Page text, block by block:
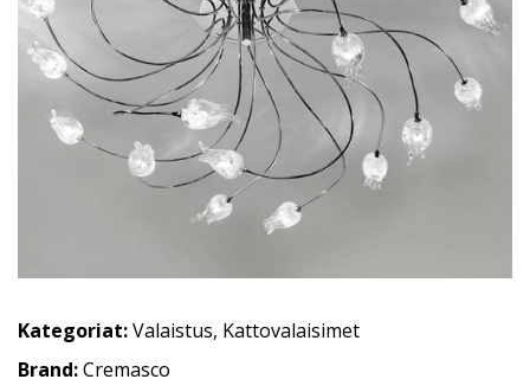
Kategoriat:Valaistus, Kattovalaisimet
Brand:Cremasco